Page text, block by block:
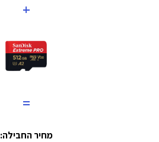
+
=
מחיר החבילה: